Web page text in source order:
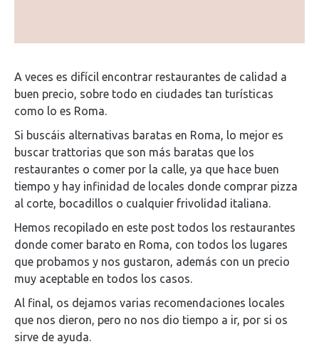
A veces es difícil encontrar restaurantes de calidad a
buen precio, sobre todo en ciudades tan turísticas
como lo es Roma.
Si buscáis alternativas baratas en Roma, lo mejor es
buscar trattorias que son más baratas que los
restaurantes o comer por la calle, ya que hace buen
tiempo y hay infinidad de locales donde comprar pizza
al corte, bocadillos o cualquier frivolidad italiana.
Hemos recopilado en este post todos los restaurantes
donde comer barato en Roma, con todos los lugares
que probamos y nos gustaron, además con un precio
muy aceptable en todos los casos.
Al final, os dejamos varias recomendaciones locales
que nos dieron, pero no nos dio tiempo a ir, por si os
sirve de ayuda.